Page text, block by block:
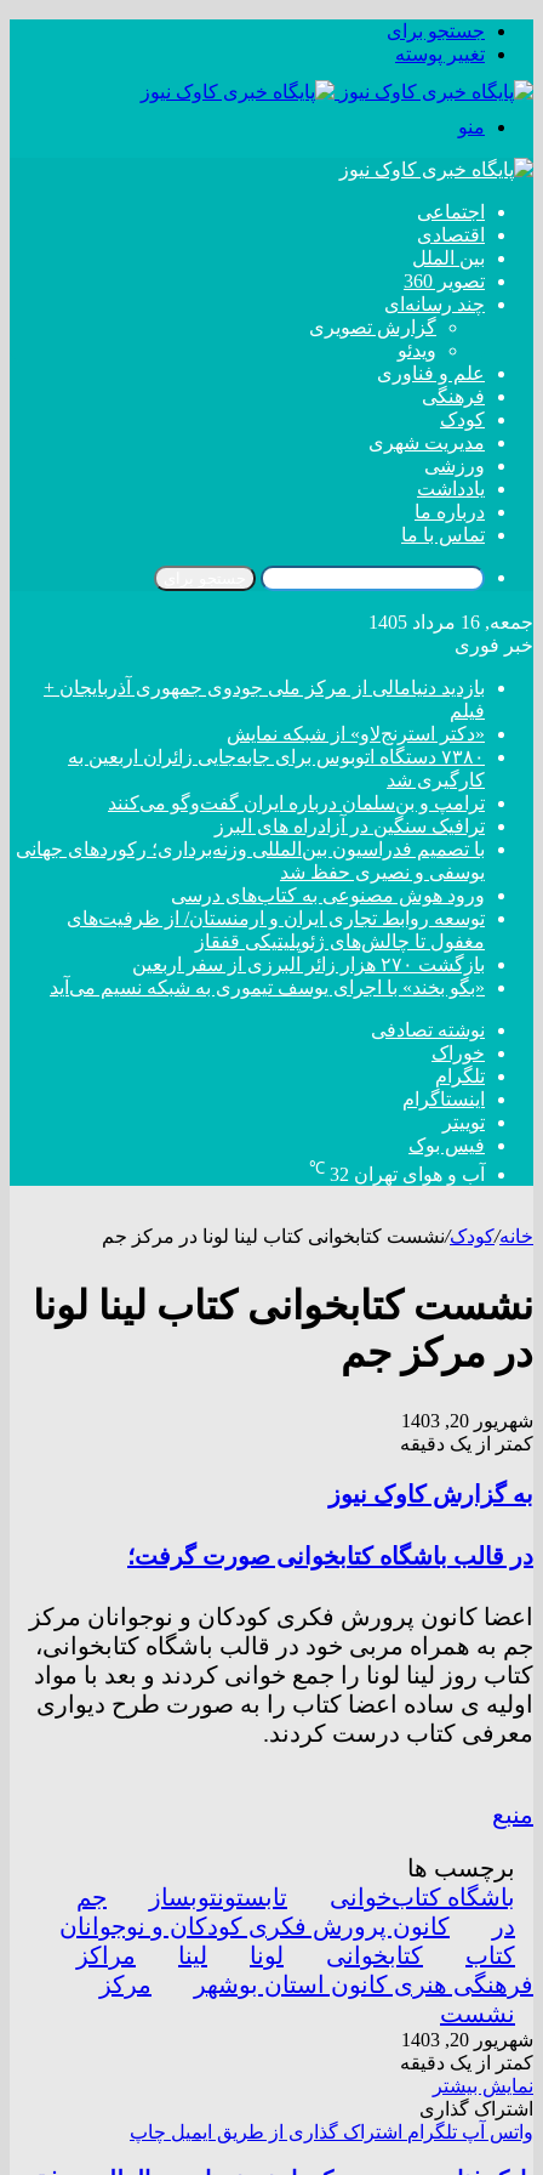
جستجو برای
تغییر پوسته
منو
اجتماعی
اقتصادی
بین الملل
تصویر 360
چند رسانه‌ای
گزارش تصویری
ویدئو
علم و فناوری
فرهنگی
کودک
مدیریت شهری
ورزشی
یادداشت
درباره ما
تماس با ما
جمعه, 16 مرداد 1405
خبر فوری
بازدید دنیامالی از مرکز ملی جودوی جمهوری آذربایجان +
فیلم
«دکتر استرنج‌لاو» از شبکه نمایش
۷۳۸۰ دستگاه اتوبوس برای جابه‌جایی زائران اربعین به
کارگیری شد
ترامپ و بن‌سلمان درباره ایران گفت‌و‌گو می‌کنند
ترافیک سنگین در آزادراه های البرز
با تصمیم فدراسیون بین‌المللی وزنه‌برداری؛ رکورد‌های جهانی
یوسفی و نصیری حفظ شد
ورود هوش مصنوعی به کتاب‌های درسی
توسعه روابط تجاری ایران و ارمنستان/ از ظرفیت‌های
مغفول تا چالش‌های ژئوپلیتیکی قفقاز
بازگشت ۲۷۰ هزار زائر البرزی از سفر اربعین
«بگو بخند» با اجرای یوسف تیموری به شبکه نسیم می‌آید
نوشته تصادفی
خوراک
تلگرام
اینستاگرام
توییتر
فیس بوک
آب و هوای تهران 32
℃
خانه/کودک/نشست کتابخوانی کتاب لینا لونا در مرکز جم
نشست کتابخوانی کتاب لینا لونا
در مرکز جم
شهریور 20, 1403
کمتر از یک دقیقه
به گزارش کاوک نیوز
در قالب باشگاه کتابخوانی صورت گرفت؛
اعضا کانون پرورش فکری کودکان و نوجوانان مرکز
جم به همراه مربی خود در قالب باشگاه کتابخوانی،
کتاب روز لینا لونا را جمع خوانی کردند و بعد با مواد
اولیه ی ساده اعضا کتاب را به صورت طرح دیواری
معرفی کتاب درست کردند.
منبع
برچسب ها
باشگاه کتاب‌خوانی
تابستونتوبساز
جم
در
کانون پرورش فکری کودکان و نوجوانان
کتاب
کتابخوانی لونا لینا
مراکز
فرهنگی هنری کانون استان بوشهر
مرکز
نشست
شهریور 20, 1403
کمتر از یک دقیقه
نمایش بیشتر
اشتراک گذاری
واتس آپ تلگرام اشتراک گذاری از طریق ایمیل چاپ